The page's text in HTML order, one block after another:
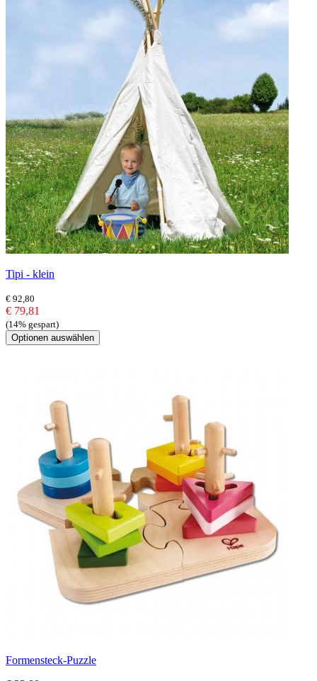
Tipi - klein
€ 92,80
€ 79,81
(14% gespart)
Formensteck-Puzzle